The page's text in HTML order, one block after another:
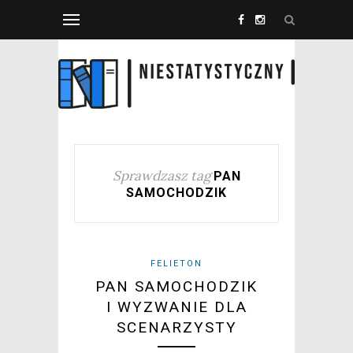
Sprawdzasz tag PAN
SAMOCHODZIK
FELIETON
PAN SAMOCHODZIK
I WYZWANIE DLA
SCENARZYSTY